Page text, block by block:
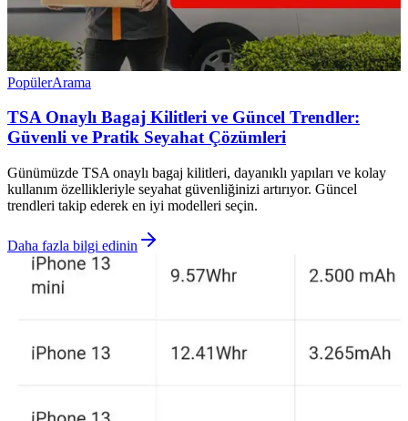
PopülerArama
TSA Onaylı Bagaj Kilitleri ve Güncel Trendler:
Güvenli ve Pratik Seyahat Çözümleri
Günümüzde TSA onaylı bagaj kilitleri, dayanıklı yapıları ve kolay
kullanım özellikleriyle seyahat güvenliğinizi artırıyor. Güncel
trendleri takip ederek en iyi modelleri seçin.
Daha fazla bilgi edinin